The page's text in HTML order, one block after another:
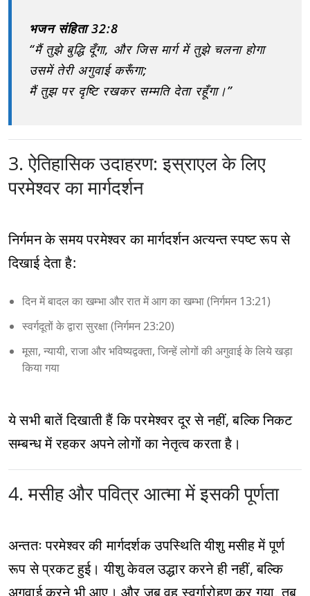
भजन संहिता 32:8
“मैं तुझे बुद्धि दूँगा, और जिस मार्ग में तुझे चलना होगा
उसमें तेरी अगुवाई करूँगा;
मैं तुझ पर दृष्टि रखकर सम्मति देता रहूँगा।”
3. ऐतिहासिक उदाहरण: इस्राएल के लिए
परमेश्वर का मार्गदर्शन
निर्गमन के समय परमेश्वर का मार्गदर्शन अत्यन्त स्पष्ट रूप से
दिखाई देता है:
दिन में बादल का खम्भा और रात में आग का खम्भा (निर्गमन 13:21)
स्वर्गदूतों के द्वारा सुरक्षा (निर्गमन 23:20)
मूसा, न्यायी, राजा और भविष्यद्वक्ता, जिन्हें लोगों की अगुवाई के लिये खड़ा
किया गया
ये सभी बातें दिखाती हैं कि परमेश्वर दूर से नहीं, बल्कि निकट
सम्बन्ध में रहकर अपने लोगों का नेतृत्व करता है।
4. मसीह और पवित्र आत्मा में इसकी पूर्णता
अन्ततः परमेश्वर की मार्गदर्शक उपस्थिति यीशु मसीह में पूर्ण
रूप से प्रकट हुई। यीशु केवल उद्धार करने ही नहीं, बल्कि
अगुवाई करने भी आए। और जब वह स्वर्गारोहण कर गया, तब